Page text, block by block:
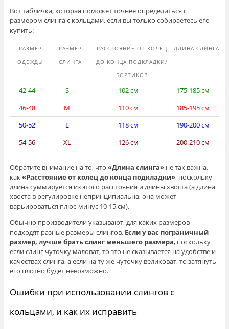
Вот табличка, которая поможет точнее определиться с
размером слинга с кольцами, если вы только собираетесь его
купить:
РАЗМЕР
ОДЕЖДЫ
РАЗМЕР
СЛИНГА
РАССТОЯНИЕ ОТ КОЛЕЦ
ДО КОНЦА ПОДКЛАДКИ/
БОРТИКОВ
ДЛИНА СЛИНГА
42-44 S 102 см
175-185 см
46-48
M 110 см
185-195 см
50-52
L 118 см
190-200 см
54-56
XL 126 см 200-210 см
Обратите внимание на то, что «Длина слинга»не так важна,
как «Расстояние от колец до конца подкладки», поскольку
длина суммируется из этого расстояния и длины хвоста (а длина
хвоста в регулировке непринципиальна, она может
варьироваться плюс-минус 10-15 см).
Обычно производители указывают, для каких размеров
подходят разные размеры слингов. Если у вас пограничный
размер, лучше брать слинг меньшего размера, поскольку
если слинг чуточку маловат, то это не сказывается на удобстве и
качествах слинга, а если на ту же чуточку великоват, то затянуть
его плотно будет невозможно.
Ошибки при использовании слингов с
кольцами, и как их исправить